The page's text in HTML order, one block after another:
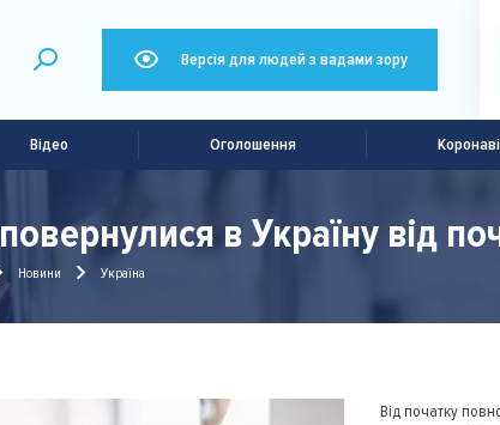
Версія для людей з вадами зору
Відео Оголошення
в Україну від
Новини Україна
Від початку